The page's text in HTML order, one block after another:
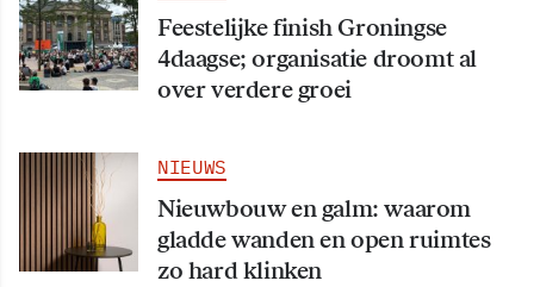
Feestelijke finish Groningse
4daagse; organisatie droomt al
over verdere groei
NIEUWS
Nieuwbouw en galm: waarom
gladde wanden en open ruimtes
zo hard klinken